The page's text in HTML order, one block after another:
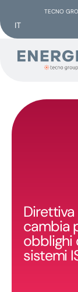
TECNO
IT
Direttiva
cambia
obblighi
sistemi